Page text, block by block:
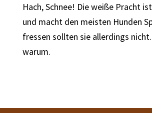
Hach, Schnee! Die weiße Pracht
und macht den meisten Hunden
fressen sollten sie allerdings
warum.